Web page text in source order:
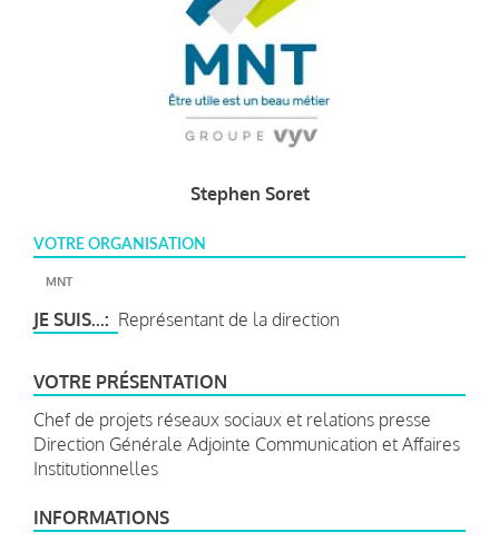
Stephen Soret
VOTRE ORGANISATION
MNT
JE SUIS... Représentant de la direction
VOTRE PRÉSENTATION
Chef de projets réseaux sociaux et relations presse
Direction Générale Adjointe Communication et Affaires
Institutionnelles
INFORMATIONS